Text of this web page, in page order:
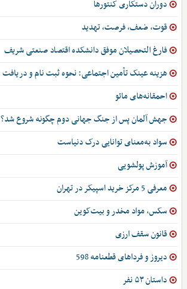
دوران دستکاری کنتورها
قوت، ضعف، فرصت، تهدید
فارغ التحصیلان موفق دانشکده اقتصاد صنعتی شریف
هزینه عینک تأمین اجتماعی: نحوه ثبت نام و دریافت
احمقانه‌های مائو
جهش آلمان پس از جنگ جهانی دوم چگونه شروع شد؟
سواد به‌معنای توانایی درک دنیاست
آموزش پولشویی
معرفی 5 مرکز خرید اسپیکر در تهران
سکس، مواد مخدر و بیت‌کوین
قانون سقف ارزی
دیروز و فرداهای قطعنامه 598
داستان ۵۳ نفر